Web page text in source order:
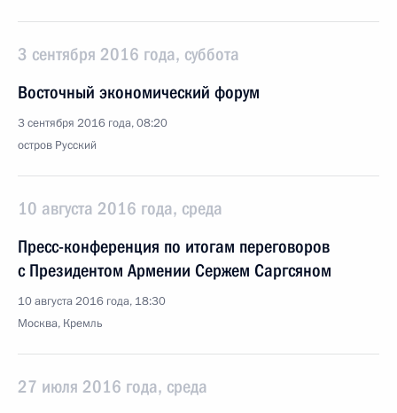
3 сентября 2016 года, суббота
Восточный экономический форум
3 сентября 2016 года, 08:20
остров Русский
10 августа 2016 года, среда
Пресс-конференция по итогам переговоров
с Президентом Армении Сержем Саргсяном
10 августа 2016 года, 18:30
Москва, Кремль
27 июля 2016 года, среда